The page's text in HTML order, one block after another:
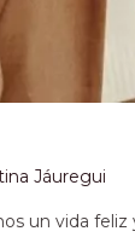
Jáuregui
un vida